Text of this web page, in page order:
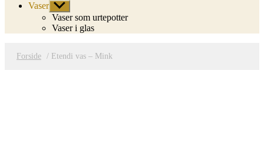
Vaser Vis
undermenu
Vaser som urtepotter
Vaser i glas
Forside / Etendi vas – Mink